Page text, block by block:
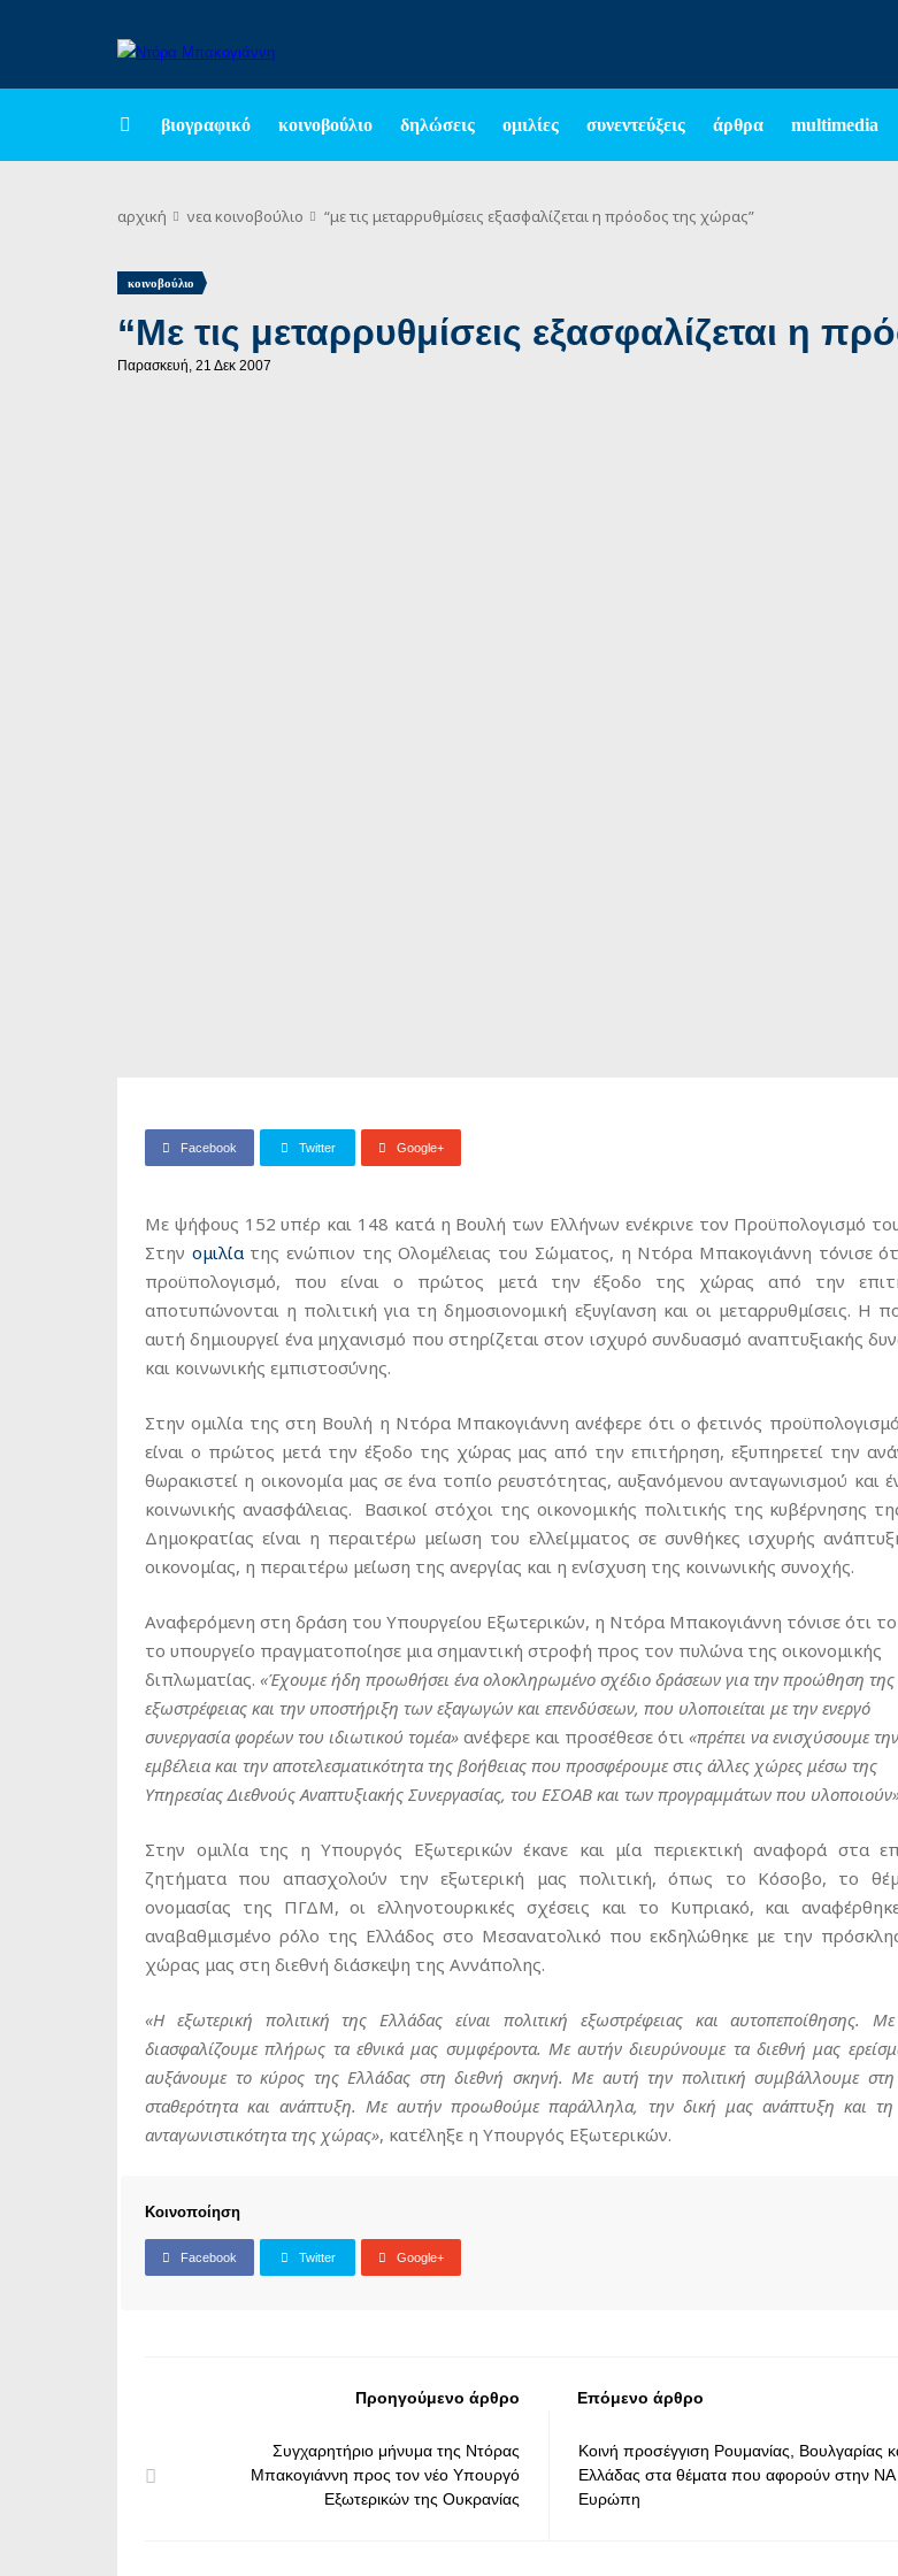
βιογραφικό κοινοβούλιο δηλώσεις ομιλίες συνεντεύξεις άρθρα multimedia
αρχική νεακοινοβούλιο “με τις μεταρρυθμίσεις εξασφαλίζεται η πρόοδος της χώρας”
κοινοβούλιο
“Με τις μεταρρυθμίσεις εξασφαλίζεται η
Παρασκευή, 21 Δεκ 2007
Facebook Twitter Google+
Με ψήφους 152 υπέρ και 148 κατά η Βουλή των Ελλήνων ενέκρινε τον Προϋπολογισμό
Στην ομιλία της ενώπιον της Ολομέλειας του Σώματος, η Ντόρα Μπακογιάννη τόνισε
προϋπολογισμό, που είναι ο πρώτος μετά την έξοδο της χώρας από την
αποτυπώνονται η πολιτική για τη δημοσιονομική εξυγίανση και οι μεταρρυθμίσεις. Η
αυτή δημιουργεί ένα μηχανισμό που στηρίζεται στον ισχυρό συνδυασμό αναπτυξιακής
και κοινωνικής εμπιστοσύνης.
Στην ομιλία της στη Βουλή η Ντόρα Μπακογιάννη ανέφερε ότι ο φετινός
είναι ο πρώτος μετά την έξοδο της χώρας μας από την επιτήρηση, εξυπηρετεί την
θωρακιστεί η οικονομία μας σε ένα τοπίο ρευστότητας, αυξανόμενου ανταγωνισμού και
κοινωνικής ανασφάλειας. Βασικοί στόχοι της οικονομικής πολιτικής της κυβέρνησης
Δημοκρατίας είναι η περαιτέρω μείωση του ελλείμματος σε συνθήκες ισχυρής
οικονομίας, η περαιτέρω μείωση της ανεργίας και η ενίσχυση της κοινωνικής συνοχής.
Αναφερόμενη στη δράση του Υπουργείου Εξωτερικών, η Ντόρα Μπακογιάννη τόνισε ότι
το υπουργείο πραγματοποίησε μια σημαντική στροφή προς τον πυλώνα της οικονομικής
διπλωματίας. «Έχουμε ήδη προωθήσει ένα ολοκληρωμένο σχέδιο δράσεων για την προώθηση της
εξωστρέφειας και την υποστήριξη των εξαγωγών και επενδύσεων, που υλοποιείται με την ενεργό
συνεργασία φορέων του ιδιωτικού τομέα» ανέφερε και προσέθεσε ότι «πρέπει να ενισχύσουμε την
εμβέλεια και την αποτελεσματικότητα της βοήθειας που προσφέρουμε στις άλλες χώρες μέσω της
Υπηρεσίας Διεθνούς Αναπτυξιακής Συνεργασίας, του ΕΣΟΑΒ και των προγραμμάτων που
Στην ομιλία της η Υπουργός Εξωτερικών έκανε και μία περιεκτική αναφορά στα
ζητήματα που απασχολούν την εξωτερική μας πολιτική, όπως το Κόσοβο, το
ονομασίας της ΠΓΔΜ, οι ελληνοτουρκικές σχέσεις και το Κυπριακό, και
αναβαθμισμένο ρόλο της Ελλάδος στο Μεσανατολικό που εκδηλώθηκε με την
χώρας μας στη διεθνή διάσκεψη της Αννάπολης.
«Η εξωτερική πολιτική της Ελλάδας είναι πολιτική εξωστρέφειας και αυτοπεποίθησης.
διασφαλίζουμε πλήρως τα εθνικά μας συμφέροντα. Με αυτήν διευρύνουμε τα διεθνή μας
αυξάνουμε το κύρος της Ελλάδας στη διεθνή σκηνή. Με αυτή την πολιτική συμβάλλουμε στη
σταθερότητα και ανάπτυξη. Με αυτήν προωθούμε παράλληλα, την δική μας ανάπτυξη και τη
ανταγωνιστικότητα της χώρας», κατέληξε η Υπουργός Εξωτερικών.
Κοινοποίηση
Facebook Twitter Google+
Προηγούμενο άρθρο
Συγχαρητήριο μήνυμα της Ντόρας
Μπακογιάννη προς τον νέο Υπουργό
Εξωτερικών της Ουκρανίας
Επόμενο άρθρο
Κοινή προσέγγιση Ρουμανίας, Βουλγαρίας
Ελλάδας στα θέματα που αφορούν στην ΝΑ
Ευρώπη